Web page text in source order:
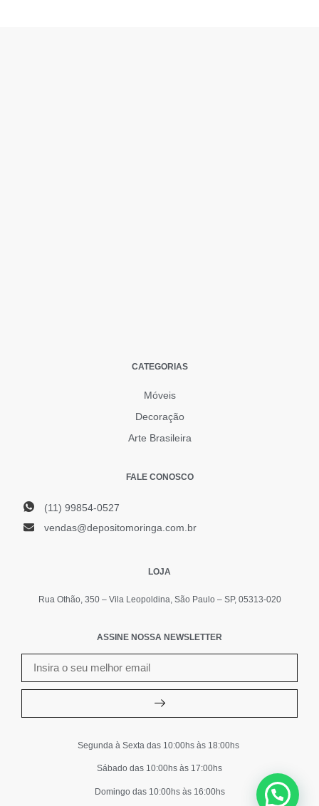
CATEGORIAS
Móveis
Decoração
Arte Brasileira
FALE CONOSCO
(11) 99854-0527
vendas@depositomoringa.com.br
LOJA
Rua Othão, 350 – Vila Leopoldina, São Paulo – SP, 05313-020
ASSINE NOSSA NEWSLETTER
Segunda à Sexta das 10:00hs às 18:00hs
Sábado das 10:00hs às 17:00hs
Domingo das 10:00hs às 16:00hs